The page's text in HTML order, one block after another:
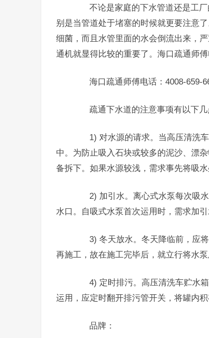
不论是家庭的下水管道还是工厂
别是当管道处于堵塞的时候就更要注意
细菌，而且水管里面的水会倒流出来，
通机就显得比较的重要了。海口疏通师
海口疏通师傅电话：4008-659-
疏通下水道的注意事项有以下几
1) 对水源的请求。当高压清洗车
中。为防止吸入石块或较多的泥沙、漂
备拆下。如果水源较浅，需求事先将吸
2) 加引水。离心式水泵每次吸水
水口。自吸式水泵首次运用时，需求加
3) 冬天放水。冬天降临前，应将
再施工，故在施工完毕后，就立行将水
4) 定时排污。高压清洗车贮水箱
运用，应定时翻开排污管开关，将罐内
品牌：